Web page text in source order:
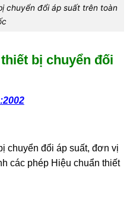
chuyển đổi áp suất trên toàn
bị chuyển đối
chuyển đổi áp suất, đơn vị
các phép Hiệu chuẩn thiết